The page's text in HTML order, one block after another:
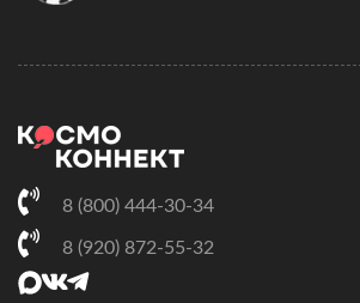
договора и активацию тарифа. Монтаж
Скорость и стоимость зависят от
плана, характеристик комплекта и
На этой странице вы можете сравнить
через Ямал-601 и выбрать подходящий
по бюджету и нагрузке.
8 (800) 444-30-34
8 (920) 872-55-32